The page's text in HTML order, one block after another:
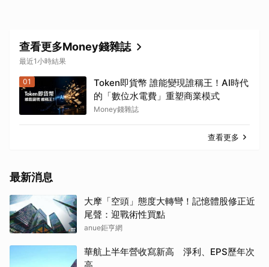
查看更多Money錢雜誌
最近1小時結果
01
Token即貨幣 誰能變現誰稱王！AI時代
的「數位水電費」重塑商業模式
Money錢雜誌
查看更多
最新消息
大摩「空頭」態度大轉彎！記憶體股修正近
尾聲：迎戰術性買點
anue鉅亨網
華航上半年營收寫新高 淨利、EPS歷年次
高